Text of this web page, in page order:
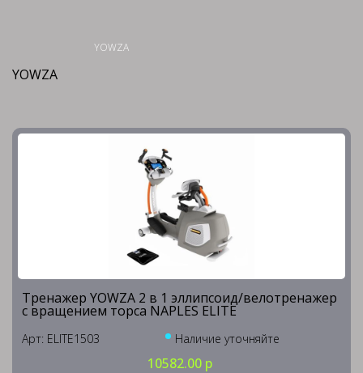
YOWZA
YOWZA
Тренажер YOWZA 2 в 1 эллипсоид/велотренажер
с вращением торса NAPLES ELITE
Арт: ELITE1503 Наличие уточняйте
10582.00 р